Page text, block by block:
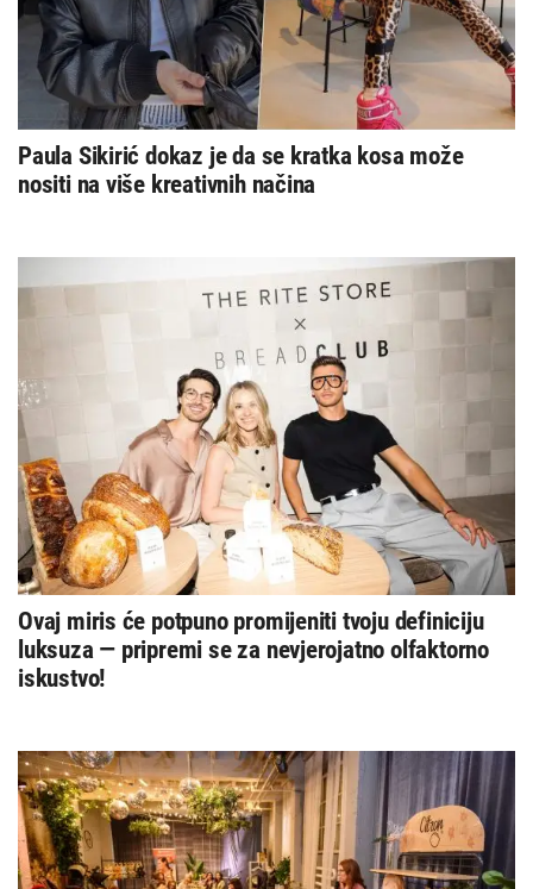
Paula Sikirić dokaz je da se kratka kosa može
nositi na više kreativnih načina
Ovaj miris će potpuno promijeniti tvoju definiciju
luksuza — pripremi se za nevjerojatno olfaktorno
iskustvo!